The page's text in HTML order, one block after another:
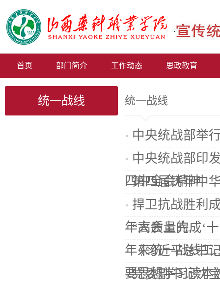
首页 部门简介 工作动态 思政教育
统一战线 统一战线
中央统战部举
中央统战部印
四中全会精神
第四届铸牢中
捍卫抗战胜利
年大会上的...
“高质量完成‘
年来统一战线工
《习近平总书
要思想学习读本
党委副书记沈